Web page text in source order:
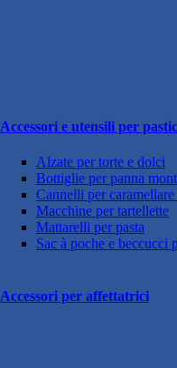
Accessori e utensili per
Alzate per torte e dolci
Bottiglie per panna
Cannelli per
Macchine per tartellette
Mattarelli per pasta
Sac à poche e beccucci
Accessori per affettatrici